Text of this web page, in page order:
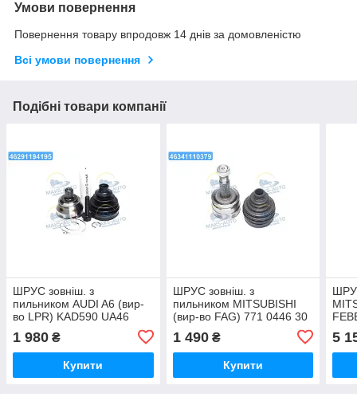
Умови повернення
Повернення товару впродовж 14 днів за домовленістю
Всі умови повернення
Подібні товари компанії
ШРУС зовніш. з
пильником AUDI A6 (вир-
во LPR) KAD590 UA46
1 980 ₴
Купити
ШРУС зовніш. з
пильником MITSUBISHI
(вир-во FAG) 771 0446 30
1 490₴
Купити
5